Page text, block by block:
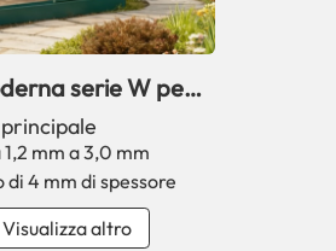
serie W per
mm a 3,0 mm
4 mm di spessore
Visualizza altro